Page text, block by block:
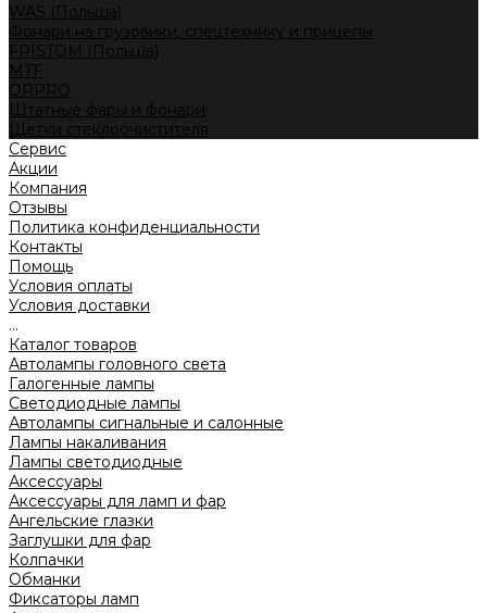
WAS (Польша)
Фонари на грузовики, спецтехнику и прицепы
FRISTOM (Польша)
MTF
ORPRO
Штатные фары и фонари
Щетки стеклоочистителя
Сервис
Акции
Компания
Отзывы
Политика конфиденциальности
Контакты
Помощь
Условия оплаты
Условия доставки
...
Каталог товаров
Автолампы головного света
Галогенные лампы
Светодиодные лампы
Автолампы сигнальные и салонные
Лампы накаливания
Лампы светодиодные
Аксессуары
Аксессуары для ламп и фар
Ангельские глазки
Заглушки для фар
Колпачки
Обманки
Фиксаторы ламп